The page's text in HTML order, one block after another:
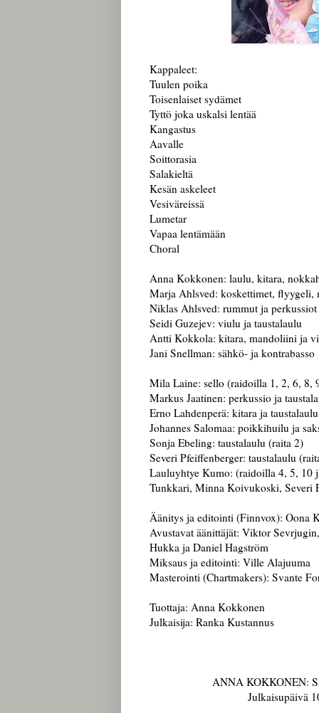
Kappaleet:
Tuulen poika
Toisenlaiset sydämet
Tyttö joka uskalsi lentää
Kangastus
Aavalle
Soittorasia
Salakieltä
Kesän askeleet
Vesiväreissä
Lumetar
Vapaa lentämään
Choral
Anna Kokkonen: laulu, kitara,
Marja Ahlsved: koskettimet, flyygeli,
Niklas Ahlsved: rummut ja perkussiot
Seidi Guzejev: viulu ja taustalaulu
Antti Kokkola: kitara, mandoliini ja
Jani Snellman: sähkö- ja kontrabasso
Mila Laine: sello (raidoilla 1, 2, 6, 8,
Markus Jaatinen: perkussio ja
Erno Lahdenperä: kitara ja
Johannes Salomaa: poikkihuilu ja
Sonja Ebeling: taustalaulu (raita 2)
Severi Pfeiffenberger: taustalaulu
Lauluyhtye Kumo: (raidoilla 4, 5, 10
Tunkkari, Minna Koivukoski, Severi
Äänitys ja editointi (Finnvox): Oona
Avustavat äänittäjät: Viktor
Hukka ja Daniel Hagström
Miksaus ja editointi: Ville Alajuuma
Masterointi (Chartmakers): Svante
Tuottaja: Anna Kokkonen
Julkaisija: Ranka Kustannus
ANNA KOKKONEN:
Julkaisupäivä